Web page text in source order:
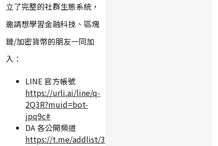
立了完整的社群生態系統，
邀請想學習金融科技、區塊
鏈/加密貨幣的朋友一同加
入：
LINE 官方帳號
https://urli.ai/line/q-
2Q3R?muid=bot-
jpq9c#
DA 各公開頻道
https://t.me/addlist/3qrlxEnu7slkYWY9